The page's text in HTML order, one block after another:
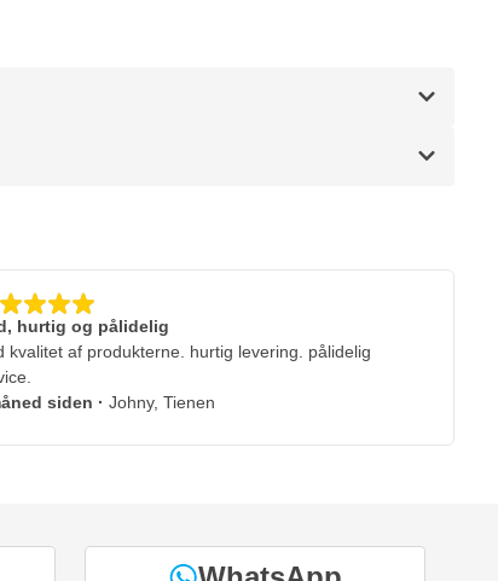
hurtig og pålidelig
kvalitet af produkterne. hurtig levering. pålidelig
siden · Johny, Tienen